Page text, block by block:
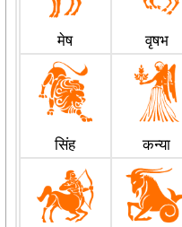
मेष वृषभ
सिंह कन्या